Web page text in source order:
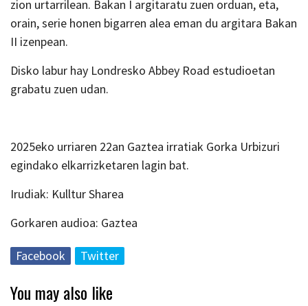
zion urtarrilean. Bakan I argitaratu zuen orduan, eta,
orain, serie honen bigarren alea eman du argitara Bakan
II izenpean.
Disko labur hay Londresko Abbey Road estudioetan
grabatu zuen udan.
2025eko urriaren 22an Gaztea irratiak Gorka Urbizuri
egindako elkarrizketaren lagin bat.
Irudiak: Kulltur Sharea
Gorkaren audioa: Gaztea
Facebook Twitter
You may also like